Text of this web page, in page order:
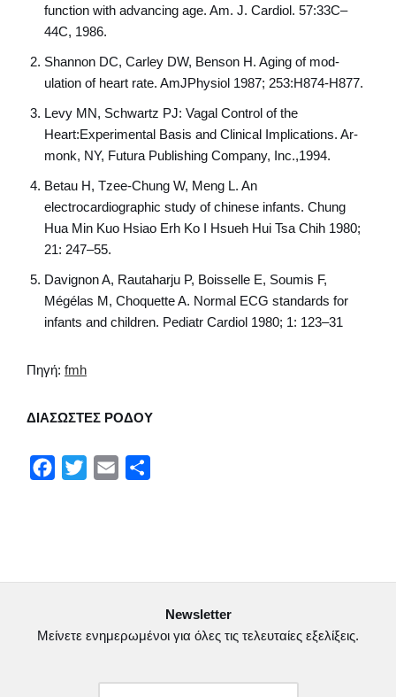
function with advancing age. Am. J. Cardiol. 57:33C–
44C, 1986.
Shannon DC, Carley DW, Benson H. Aging of mod-
ulation of heart rate. AmJPhysiol 1987; 253:H874-H877.
Levy MN, Schwartz PJ: Vagal Control of the
Heart:Experimental Basis and Clinical Implications. Ar-
monk, NY, Futura Publishing Company, Inc.,1994.
Betau H, Tzee-Chung W, Meng L. An
electrocardiographic study of chinese infants. Chung
Hua Min Kuo Hsiao Erh Ko I Hsueh Hui Tsa Chih 1980;
21: 247–55.
Davignon A, Rautaharju P, Boisselle E, Soumis F,
Mégélas M, Choquette A. Normal ECG standards for
infants and children. Pediatr Cardiol 1980; 1: 123–31
Πηγή: fmh
ΔΙΑΣΩΣΤΕΣ ΡΟΔΟΥ
k
ε
Newsletter
Μείνετε ενημερωμένοι για όλες τις τελευταίες εξελίξεις.